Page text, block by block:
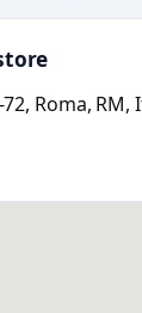
Roma, RM,